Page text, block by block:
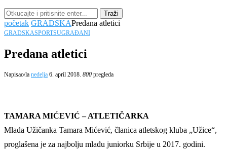
Traži
početak GRADSKAPredana atletici
GRADSKASPORTSUGRAĐANI
Predana atletici
Napisao/la nedelja 6. april 2018. 800 pregleda
TAMARA MIĆEVIĆ – ATLETIČARKA
Mlada Užičanka Tamara Mićević, članica atletskog kluba „Užice“,
proglašena je za najbolju mlađu juniorku Srbije u 2017. godini.